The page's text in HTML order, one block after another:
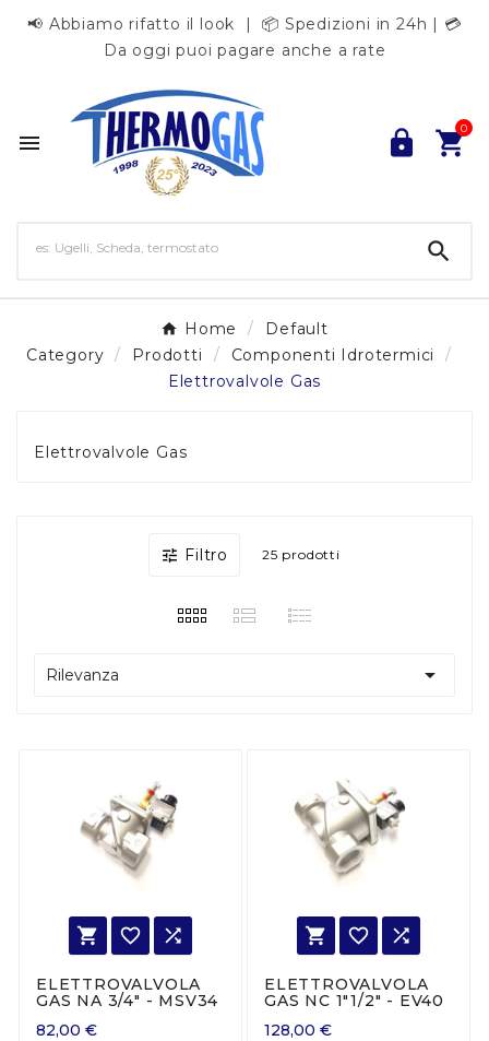
📢 Abbiamo rifatto il look | 📦 Spedizioni in 24h | 💳
Da oggi puoi pagare anche a rate
  
0

Home
Default
Category
Prodotti
Componenti Idrotermici
Elettrovalvole Gas
Elettrovalvole Gas
 Filtro 25 prodotti
Rilevanza 
  
ELETTROVALVOLA
GAS NA 3/4" - MSV34
82,00 €
  
ELETTROVALVOLA
GAS NC 1"1/2" - EV40
128,00 €